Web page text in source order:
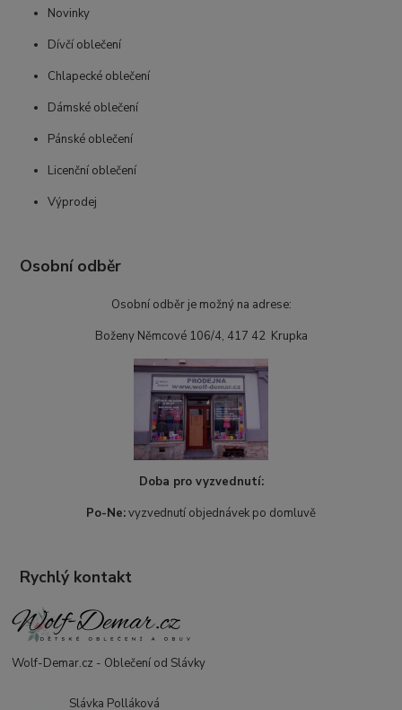
Novinky
Dívčí oblečení
Chlapecké oblečení
Dámské oblečení
Pánské oblečení
Licenční oblečení
Výprodej
Osobní odběr
Osobní odběr je možný na adrese:
Boženy Němcové 106/4, 417 42 Krupka
Doba pro vyzvednutí:
Po-Ne:vyzvednutí objednávek po domluvě
Rychlý kontakt
Wolf-Demar.cz - Oblečení od Slávky
Slávka Polláková